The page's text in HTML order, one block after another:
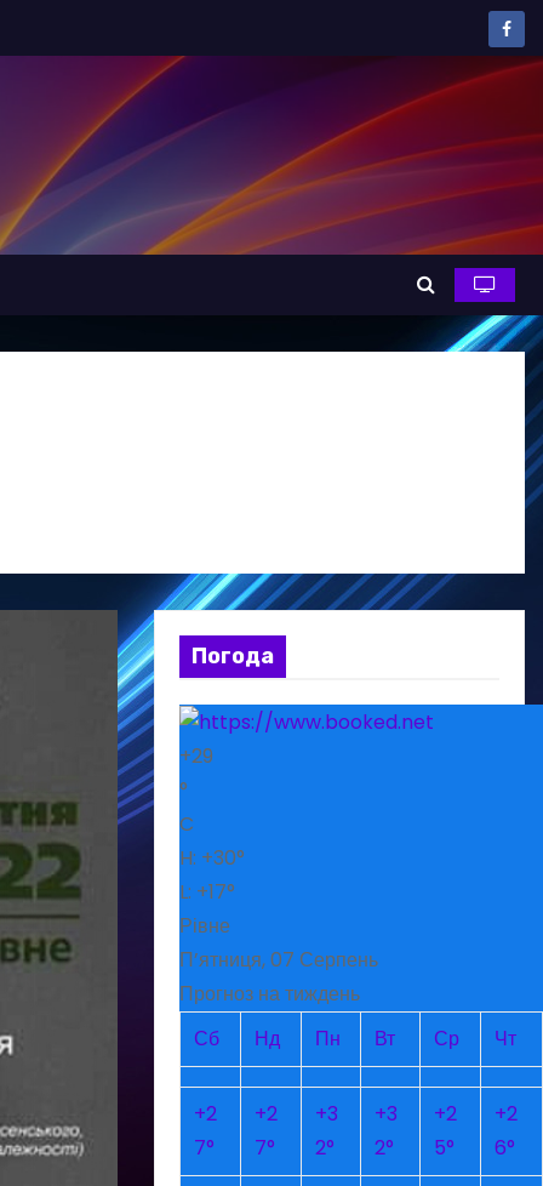
Погода
+29
°
C
H: +30°
L: +17°
Рівне
П’ятниця, 07 Серпень
Прогноз на тиждень
Сб
Нд Пн Вт Ср Чт
+2
7°
+2
7°
+3
2°
+3
2°
+2
5°
+2
6°